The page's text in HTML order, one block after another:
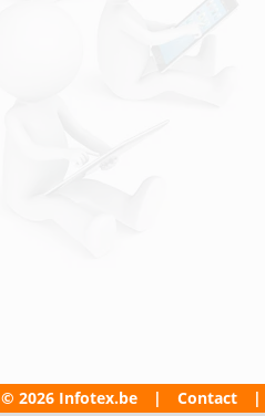
© 2026 Infotex.be | Contact |